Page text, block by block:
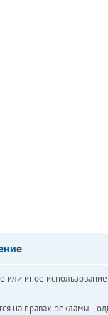
иное
правах рекламы. ,